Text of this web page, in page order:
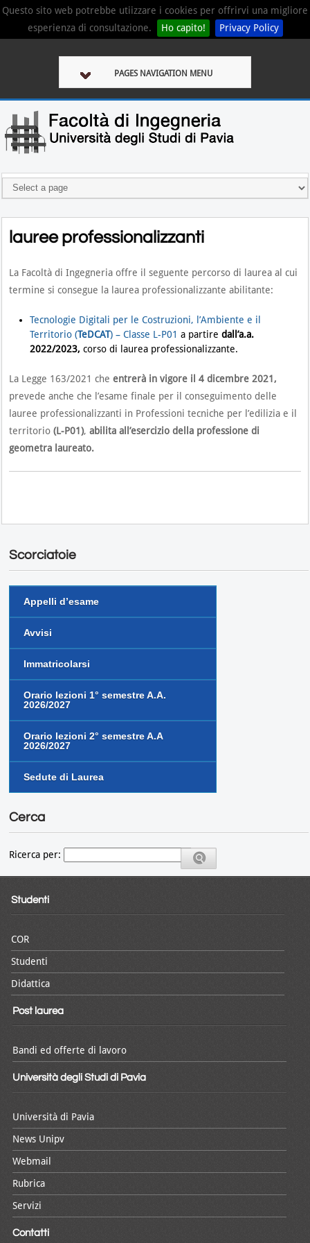
Questo sito web potrebbe utiizzare i cookies per offrirvi una migliore
esperienza di consultazione.
Ho capito! Privacy Policy
PAGES NAVIGATION MENU
lauree professionalizzanti
La Facoltà di Ingegneria offre il seguente percorso di laurea al cui
termine si consegue la laurea professionalizzante abilitante:
Tecnologie Digitali per le Costruzioni, l’Ambiente e il
Territorio (TeDCAT) – Classe L-P01 a partiredall’a.a.
2022/2023,corso di laurea professionalizzante.
La Legge 163/2021 cheentrerà in vigore il 4 dicembre 2021,
prevede anche che l’esame finale per il conseguimento delle
lauree professionalizzanti in Professioni tecniche per l’edilizia e il
territorio(L-P01),abilita all’esercizio della professione di
geometra laureato.
Scorciatoie
Appelli d’esame
Avvisi
Immatricolarsi
Orario lezioni 1° semestre A.A.
2026/2027
Orario lezioni 2° semestre A.A
2026/2027
Sedute di Laurea
Cerca
Ricerca per:
Studenti
COR
Studenti
Didattica
Post laurea
Bandi ed offerte di lavoro
Università degli Studi di Pavia
Università di Pavia
News Unipv
Webmail
Rubrica
Servizi
Contatti